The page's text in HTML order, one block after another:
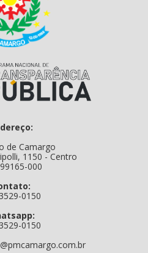
de Camargo
1150 - Centro
000
0150
0150